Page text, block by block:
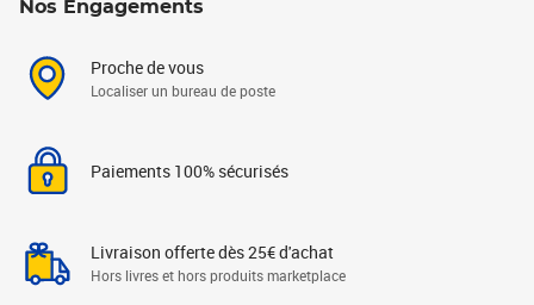
Nos Engagements
Proche de vous
Localiser un bureau de poste
Paiements 100% sécurisés
Livraison offerte dès 25€ d'achat
Hors livres et hors produits marketplace